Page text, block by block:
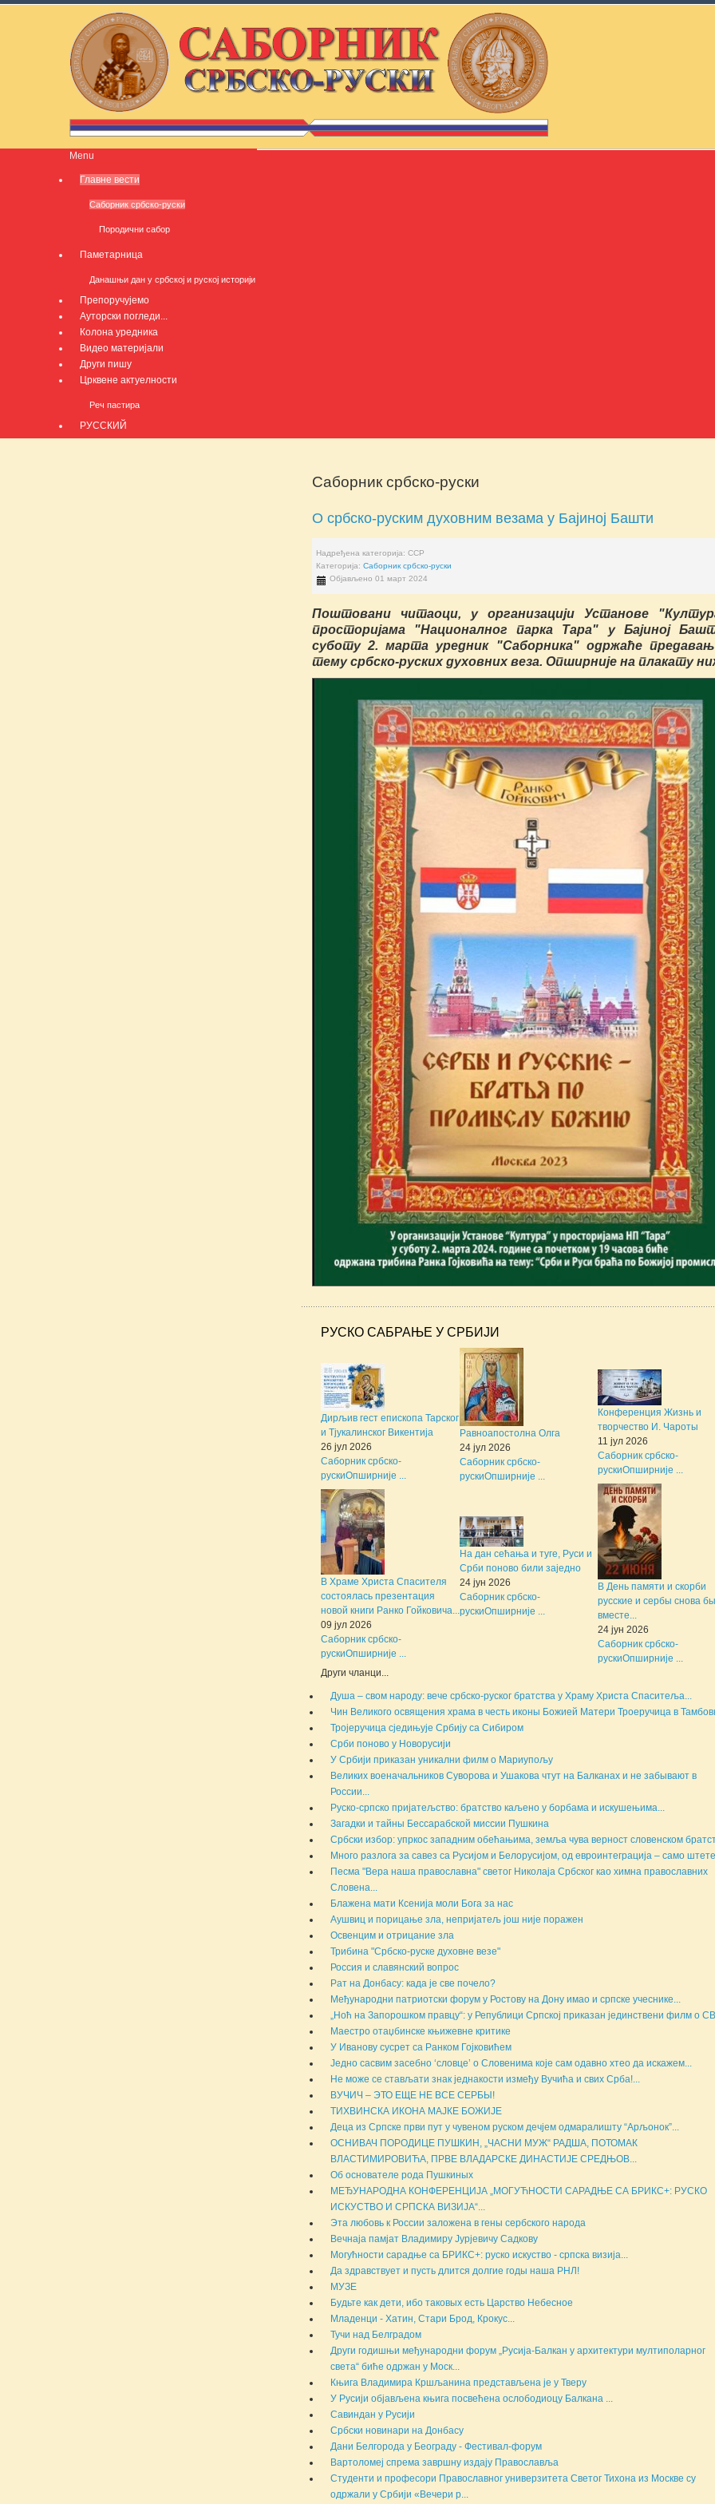
Menu
Главне вести
Саборник србско-руски
Породични сабор
Паметарница
Данашњи дан у србској и руској историји
Препоручујемо
Ауторски погледи...
Колона уредника
Видео материјали
Други пишу
Црквене актуелности
Реч пастира
РУССКИЙ
Саборник србско-руски
О србско-руским духовним везама у Бајиној Башти
Надређена категорија:ССР
Категорија:Саборник србско-руски
Објављено 01 март 2024
Поштовани читаоци, у организацији Установе
просторијама "Националног парка Тара" у Бајиној
суботу 2. марта уредник "Саборника" одржаће
тему србско-руских духовних веза. Опширније на плакату
РУСКО САБРАЊЕ У СРБИЈИ
Дирљив гест епископа Тарског
и Тјукалинског Викентија
26 јул 2026
Саборник србско-
рускиОпширније ...
Равноапостолна Олга
24 јул 2026
Саборник србско-
рускиОпширније ...
Конференция Жизнь и
творчество И. Чароты
11 јул 2026
Саборник србско-
рускиОпширније ...
В Храме Христа Спасителя
состоялась презентация
новой книги Ранко Гойковича...
09 јул 2026
Саборник србско-
рускиОпширније ...
На дан сећања и туге, Руси и
Срби поново били заједно
24 јун 2026
Саборник србско-
рускиОпширније ...
В День памяти и скорби
русские и сербы снова
вместе...
24 јун 2026
Саборник србско-
рускиОпширније ...
Други чланци...
Душа – свом народу: вече србско-руског братства у Храму Христа Спаситеља...
Чин Великого освящения храма в честь иконы Божией Матери Троеручица в
Тројеручица сједињује Србију са Сибиром
Срби поново у Новорусији
У Србији приказан уникални филм о Мариупољу
Великих военачальников Суворова и Ушакова чтут на Балканах и не забывают в
России...
Руско-српско пријатељство: братство каљено у борбама и искушењима...
Загадки и тайны Бессарабской миссии Пушкина
Србски избор: упркос западним обећањима, земља чува верност словенском
Много разлога за савез са Русијом и Белорусијом, од евроинтеграција – само
Песма "Вера наша православна" светог Николаја Србског као химна православних
Словена...
Блажена мати Ксенија моли Бога за нас
Аушвиц и порицање зла, непријатељ још није поражен
Освенцим и отрицание зла
Трибина "Србско-руске духовне везе"
Россия и славянский вопрос
Рат на Донбасу: када је све почело?
Међународни патриотски форум у Ростову на Дону имао и српске учеснике...
„Ноћ на Запорошком правцу“: у Републици Српској приказан јединствени филм о
Маестро отаџбинске књижевне критике
У Иванову сусрет са Ранком Гојковићем
Једно сасвим засебно ‘словце’ о Словенима које сам одавно хтео да искажем...
Не може се стављати знак једнакости између Вучића и свих Срба!...
ВУЧИЧ – ЭТО ЕЩЕ НЕ ВСЕ СЕРБЫ!
ТИХВИНСКА ИКОНА МАЈКЕ БОЖИЈЕ
Деца из Српске први пут у чувеном руском дечјем одмаралишту “Арљонок”...
ОСНИВАЧ ПОРОДИЦЕ ПУШКИН, „ЧАСНИ МУЖ“ РАДША, ПОТОМАК
ВЛАСТИМИРОВИЋА, ПРВЕ ВЛАДАРСКЕ ДИНАСТИЈЕ СРЕДЊОВ...
Об основателе рода Пушкиных
МЕЂУНАРОДНА КОНФЕРЕНЦИЈА „МОГУЋНОСТИ САРАДЊЕ СА БРИКС+: РУСКО
ИСКУСТВО И СРПСКА ВИЗИЈА“...
Эта любовь к России заложена в гены сербского народа
Вечнаја памјат Владимиру Јурјевичу Садкову
Могућности сарадње са БРИКС+: руско искуство - српска визија...
Да здравствует и пусть длится долгие годы наша РНЛ!
МУЗЕ
Будьте как дети, ибо таковых есть Царство Небесное
Младенци - Хатин, Стари Брод, Крокус...
Тучи над Белградом
Други годишњи међународни форум „Русија-Балкан у архитектури мултиполарног
света“ биће одржан у Моск...
Књига Владимира Кршљанина представљена је у Тверу
У Русији објављена књига посвећена ослободиоцу Балкана ...
Савиндан у Русији
Србски новинари на Донбасу
Дани Белгорода у Београду - Фестивал-форум
Вартоломеј спрема завршну издају Православља
Студенти и професори Православног универзитета Светог Тихона из Москве су
одржали у Србији «Вечери р...